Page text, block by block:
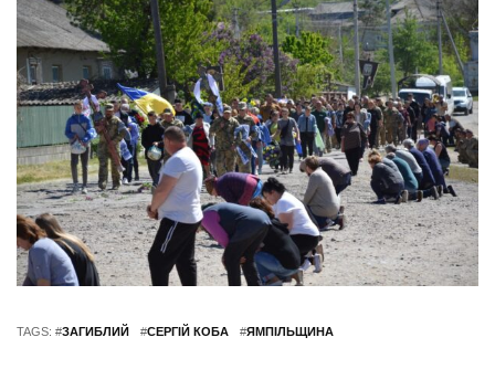
TAGS: #ЗАГИБЛИЙ #СЕРГІЙ КОБА #ЯМПІЛЬЩИНА